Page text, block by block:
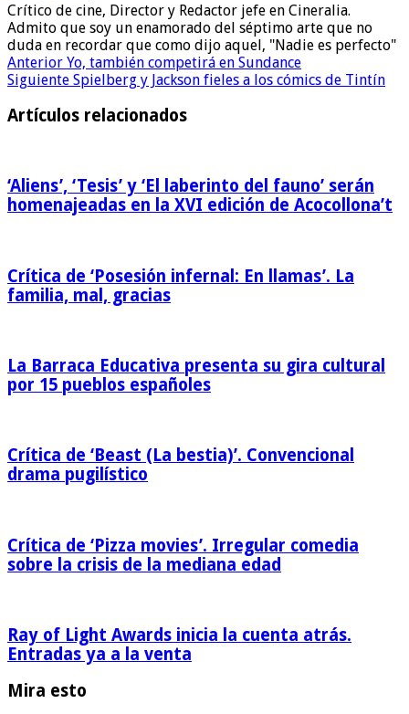
Crítico de cine, Director y Redactor jefe en Cineralia.
Admito que soy un enamorado del séptimo arte que no
duda en recordar que como dijo aquel, "Nadie es perfecto"
Anterior Yo, también competirá en Sundance
Siguiente Spielberg y Jackson fieles a los cómics de Tintín
Artículos relacionados
‘Aliens’, ‘Tesis’ y ‘El laberinto del fauno’ serán
homenajeadas en la XVI edición de Acocollona’t
Crítica de ‘Posesión infernal: En llamas’. La
familia, mal, gracias
La Barraca Educativa presenta su gira cultural
por 15 pueblos españoles
Crítica de ‘Beast (La bestia)’. Convencional
drama pugilístico
Crítica de ‘Pizza movies’. Irregular comedia
sobre la crisis de la mediana edad
Ray of Light Awards inicia la cuenta atrás.
Entradas ya a la venta
Mira esto